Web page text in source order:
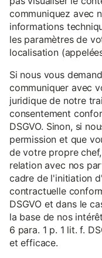
communiquez avec
informations
les paramètres de
localisation
Si nous vous
communiquer avec
juridique de notre
consentement
DSGVO. Sinon, si
permission et que
de votre propre
relation avec nos
cadre de l'initiation
contractuelle
DSGVO et dans le
la base de nos
6 para. 1 p. 1 lit. f.
et efficace.